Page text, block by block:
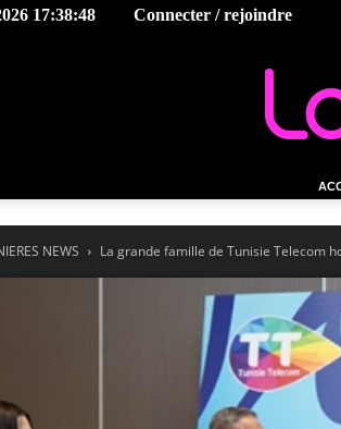
17:38:48 Connecter / rejoindre
NEWS La grande famille de Tunisie Telecom